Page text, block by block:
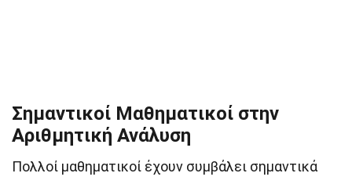
Σημαντικοί Μαθηματικοί στην
Αριθμητική Ανάλυση
Πολλοί μαθηματικοί έχουν συμβάλει σημαντικά